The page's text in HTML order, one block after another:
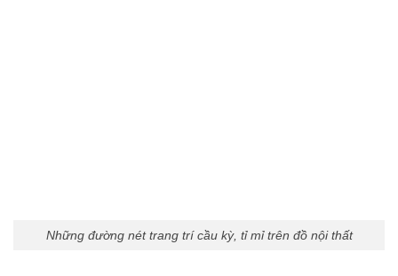
Những đường nét trang trí cầu kỳ, tỉ mỉ trên đồ nội thất